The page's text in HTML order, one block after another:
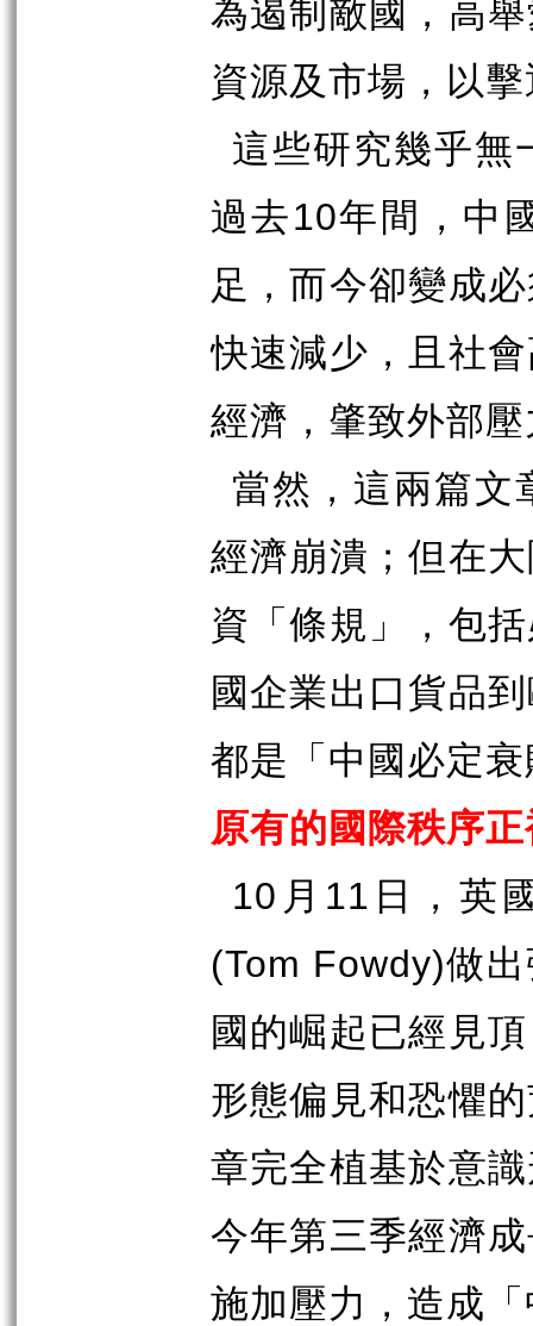
為遏制敵國，高
資源及市場，以
這些研究幾乎無
過去10年間，中
足，而今卻變成
快速減少，且社
經濟，肇致外部
當然，這兩篇文
經濟崩潰；但在
資「條規」，包
國企業出口貨品
都是「中國必定
原有的國際秩序
10 月 11 日，英
(Tom Fowdy)做
國的崛起已經見
形態偏見和恐懼
章完全植基於意
今年第三季經濟
施加壓力，造成